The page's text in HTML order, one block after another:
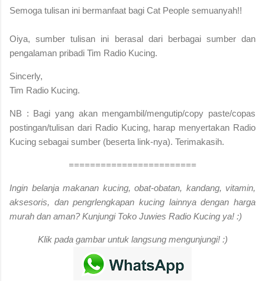
Semoga tulisan ini bermanfaat bagi Cat People semuanyah!!
Oiya, sumber tulisan ini berasal dari berbagai sumber dan
pengalaman pribadi Tim Radio Kucing.
Sincerly,
Tim Radio Kucing.
NB : Bagi yang akan mengambil/mengutip/copy paste/copas
postingan/tulisan dari Radio Kucing, harap menyertakan Radio
Kucing sebagai sumber (beserta link-nya). Terimakasih.
========================
Ingin belanja makanan kucing, obat-obatan, kandang, vitamin,
aksesoris, dan pengrlengkapan kucing lainnya dengan harga
murah dan aman? Kunjungi Toko Juwies Radio Kucing ya! :)
Klik pada gambar untuk langsung mengunjungi! :)